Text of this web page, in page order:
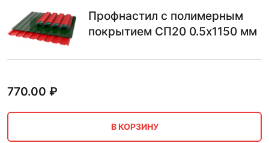
Профнастил с полимерным
покрытием СП20 0.5х1150 мм
770.00 ₽
В КОРЗИНУ